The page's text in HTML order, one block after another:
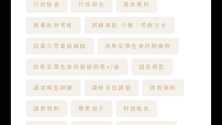
行政檢查 行為保全 被告獲利
西藥批發零售 訓練津貼 分類：勞動法令
設置公眾電信網路 詐欺犯罪危害防制條例
詐欺犯罪危害防制條例第47條 語言模型
語言模型訓練 課稅項目調整 課程補助
請假規則 變更指示 財務報告